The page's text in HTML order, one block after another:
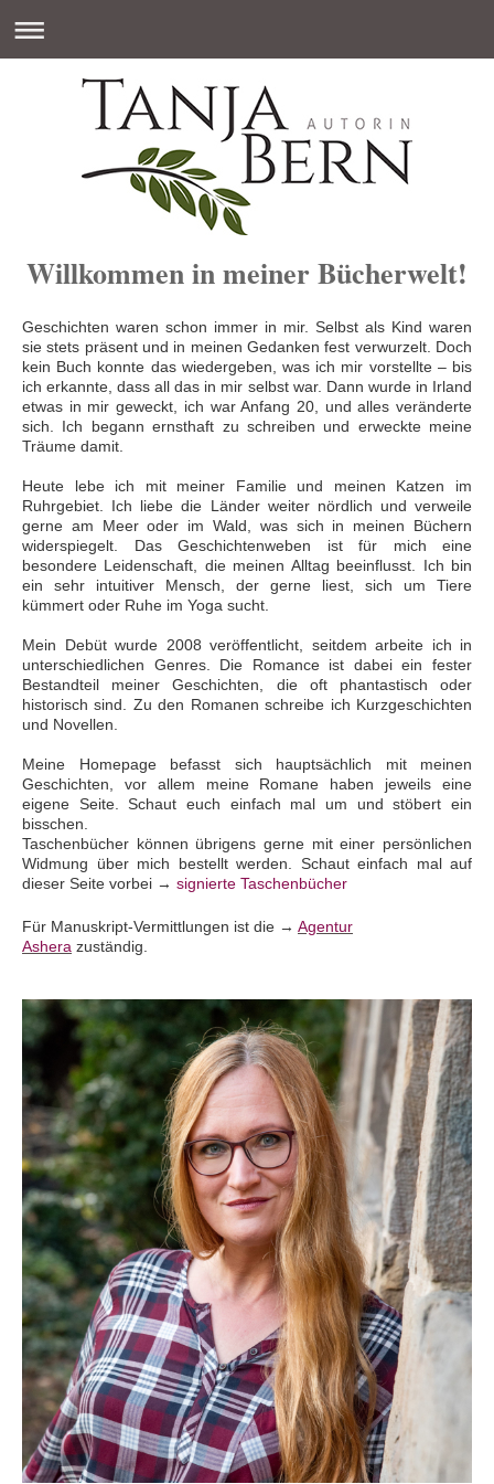
Willkommen in meiner Bücherwelt!
Geschichten waren schon immer in mir. Selbst als Kind waren
sie stets präsent und in meinen Gedanken fest verwurzelt. Doch
kein Buch konnte das wiedergeben, was ich mir vorstellte – bis
ich erkannte, dass all das in mir selbst war. Dann wurde in Irland
etwas in mir geweckt, ich war Anfang 20, und alles veränderte
sich. Ich begann ernsthaft zu schreiben und erweckte meine
Träume damit.
Heute lebe ich mit meiner Familie und meinen Katzen im
Ruhrgebiet. Ich liebe die Länder weiter nördlich und verweile
gerne am Meer oder im Wald, was sich in meinen Büchern
widerspiegelt. Das Geschichtenweben ist für mich eine
besondere Leidenschaft, die meinen Alltag beeinflusst. Ich bin
ein sehr intuitiver Mensch, der gerne liest, sich um Tiere
kümmert oder Ruhe im Yoga sucht.
Mein Debüt wurde 2008 veröffentlicht, seitdem arbeite ich in
unterschiedlichen Genres. Die Romance ist dabei ein fester
Bestandteil meiner Geschichten, die oft phantastisch oder
historisch sind. Zu den Romanen schreibe ich Kurzgeschichten
und Novellen.
Meine Homepage befasst sich hauptsächlich mit meinen
Geschichten, vor allem meine Romane haben jeweils eine
eigene Seite. Schaut euch einfach mal um und stöbert ein
bisschen.
Taschenbücher können übrigens gerne mit einer persönlichen
Widmung über mich bestellt werden. Schaut einfach mal auf
dieser Seite vorbei → signierte Taschenbücher
Für Manuskript-Vermittlungen ist die → Agentur
Ashera zuständig.